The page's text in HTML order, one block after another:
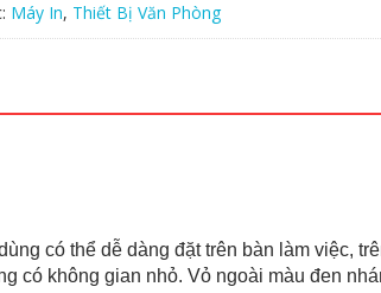
Máy In, Thiết Bị Văn Phòng
có thể dễ dàng đặt trên bàn làm việc,
có không gian nhỏ. Vỏ ngoài màu đen